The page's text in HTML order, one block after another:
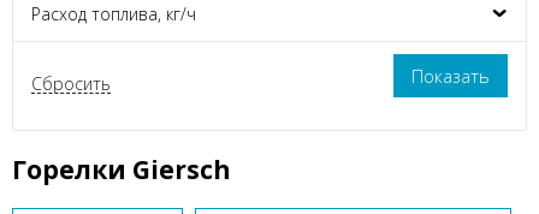
Расход топлива, кг/ч
Горелки Giersch